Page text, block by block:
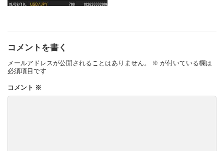
コメントを書く
メールアドレスが公開されることはありません。 ※ が付いている欄は
必須項目です
コメント ※